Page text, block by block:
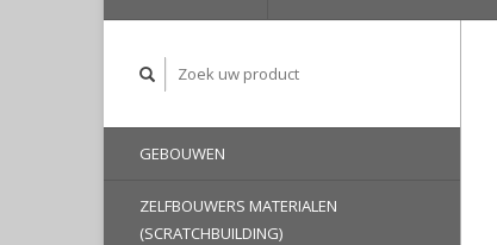
GEBOUWEN
ZELFBOUWERS MATERIALEN
(SCRATCHBUILDING)